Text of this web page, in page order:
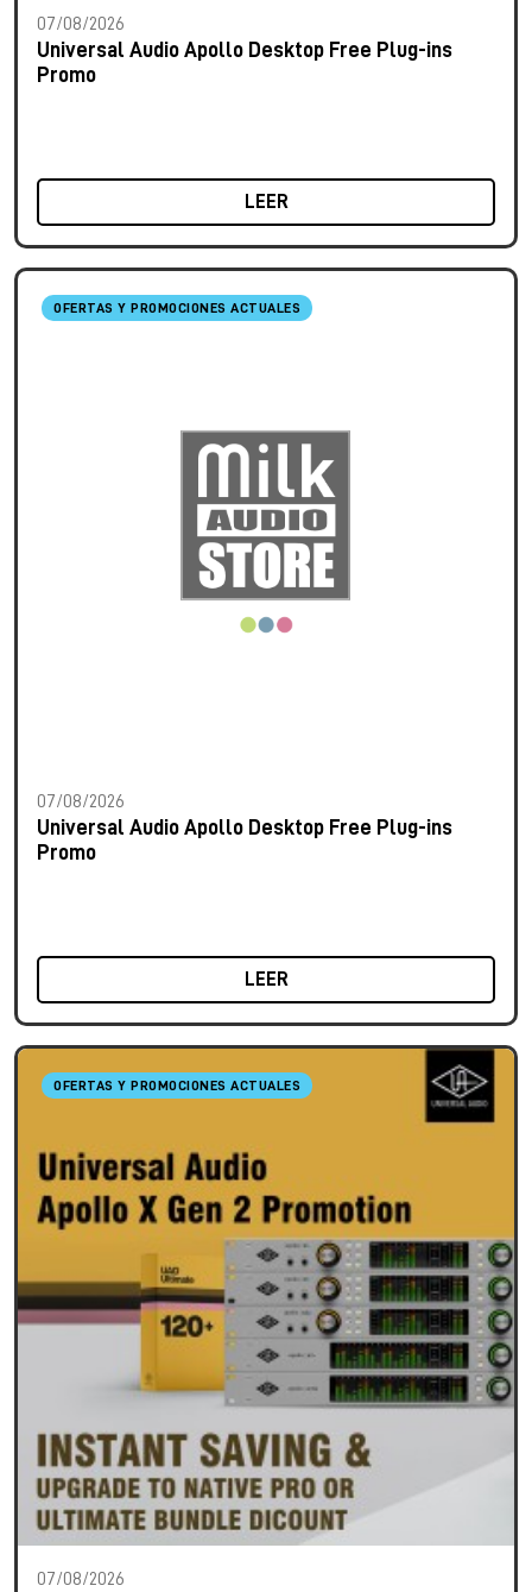
07/08/2026
Universal Audio Apollo Desktop Free Plug-ins
Promo
LEER
OFERTAS Y PROMOCIONES ACTUALES
07/08/2026
Universal Audio Apollo Desktop Free Plug-ins
Promo
LEER
OFERTAS Y PROMOCIONES ACTUALES
07/08/2026